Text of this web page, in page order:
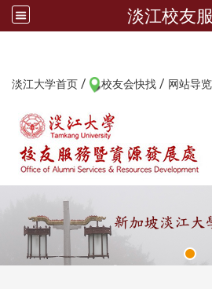
淡江校友
淡江大学首页 / 校友会快找 / 网站导览